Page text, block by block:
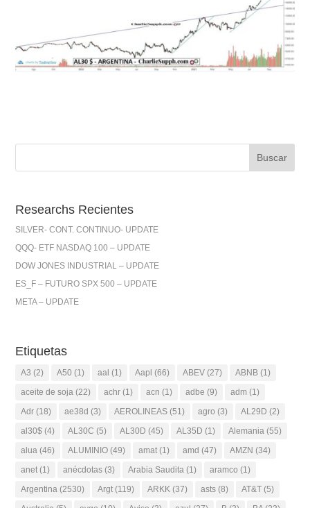
Researchs Recientes
SILVER- CONT. CONTINUO- UPDATE
QQQ- ETF NASDAQ 100 – UPDATE
DOW JONES INDUSTRIAL – UPDATE
ES_F – FUTURO SPX 500 – UPDATE
META – UPDATE
Etiquetas
A3 (2) A50 (1) aal (1) Aapl (66) ABEV (27) ABNB (1)
aceite de soja (22) achr (1) acn (1) adbe (9) adm (1)
Adr (18) ae38d (3) AEROLINEAS (51) agro (3) AL29D (2)
al30$ (4) AL30C (5) AL30D (45) AL35D (1) Alemania (55)
alua (46) ALUMINIO (49) amat (1) amd (47) AMZN (34)
anet (1) anécdotas (3) Arabia Saudita (1) aramco (1)
Argentina (2530) Argt (119) ARKK (37) asts (8) AT&T (5)